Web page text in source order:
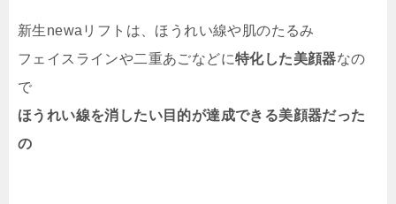
新生newaリフトは、ほうれい線や肌のたるみ
フェイスラインや二重あごなどに特化した美顔器なの
で
ほうれい線を消したい目的が達成できる美顔器だった
の